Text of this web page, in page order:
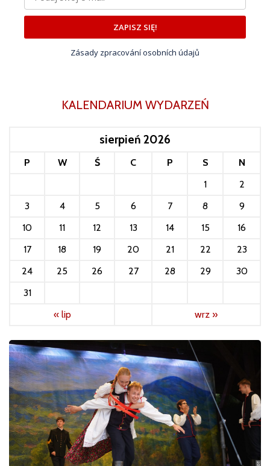
ZAPISZ SIĘ!
Zásady zpracování osobních údajů
KALENDARIUM WYDARZEŃ
sierpień 2026
P W Ś C P S
N
1
2
3
4 5 6 7 8
9
10
11 12 13 14 15
16
17
18 19 20 21 22
23
24
25 26 27 28 29
30
31
« lip
wrz »